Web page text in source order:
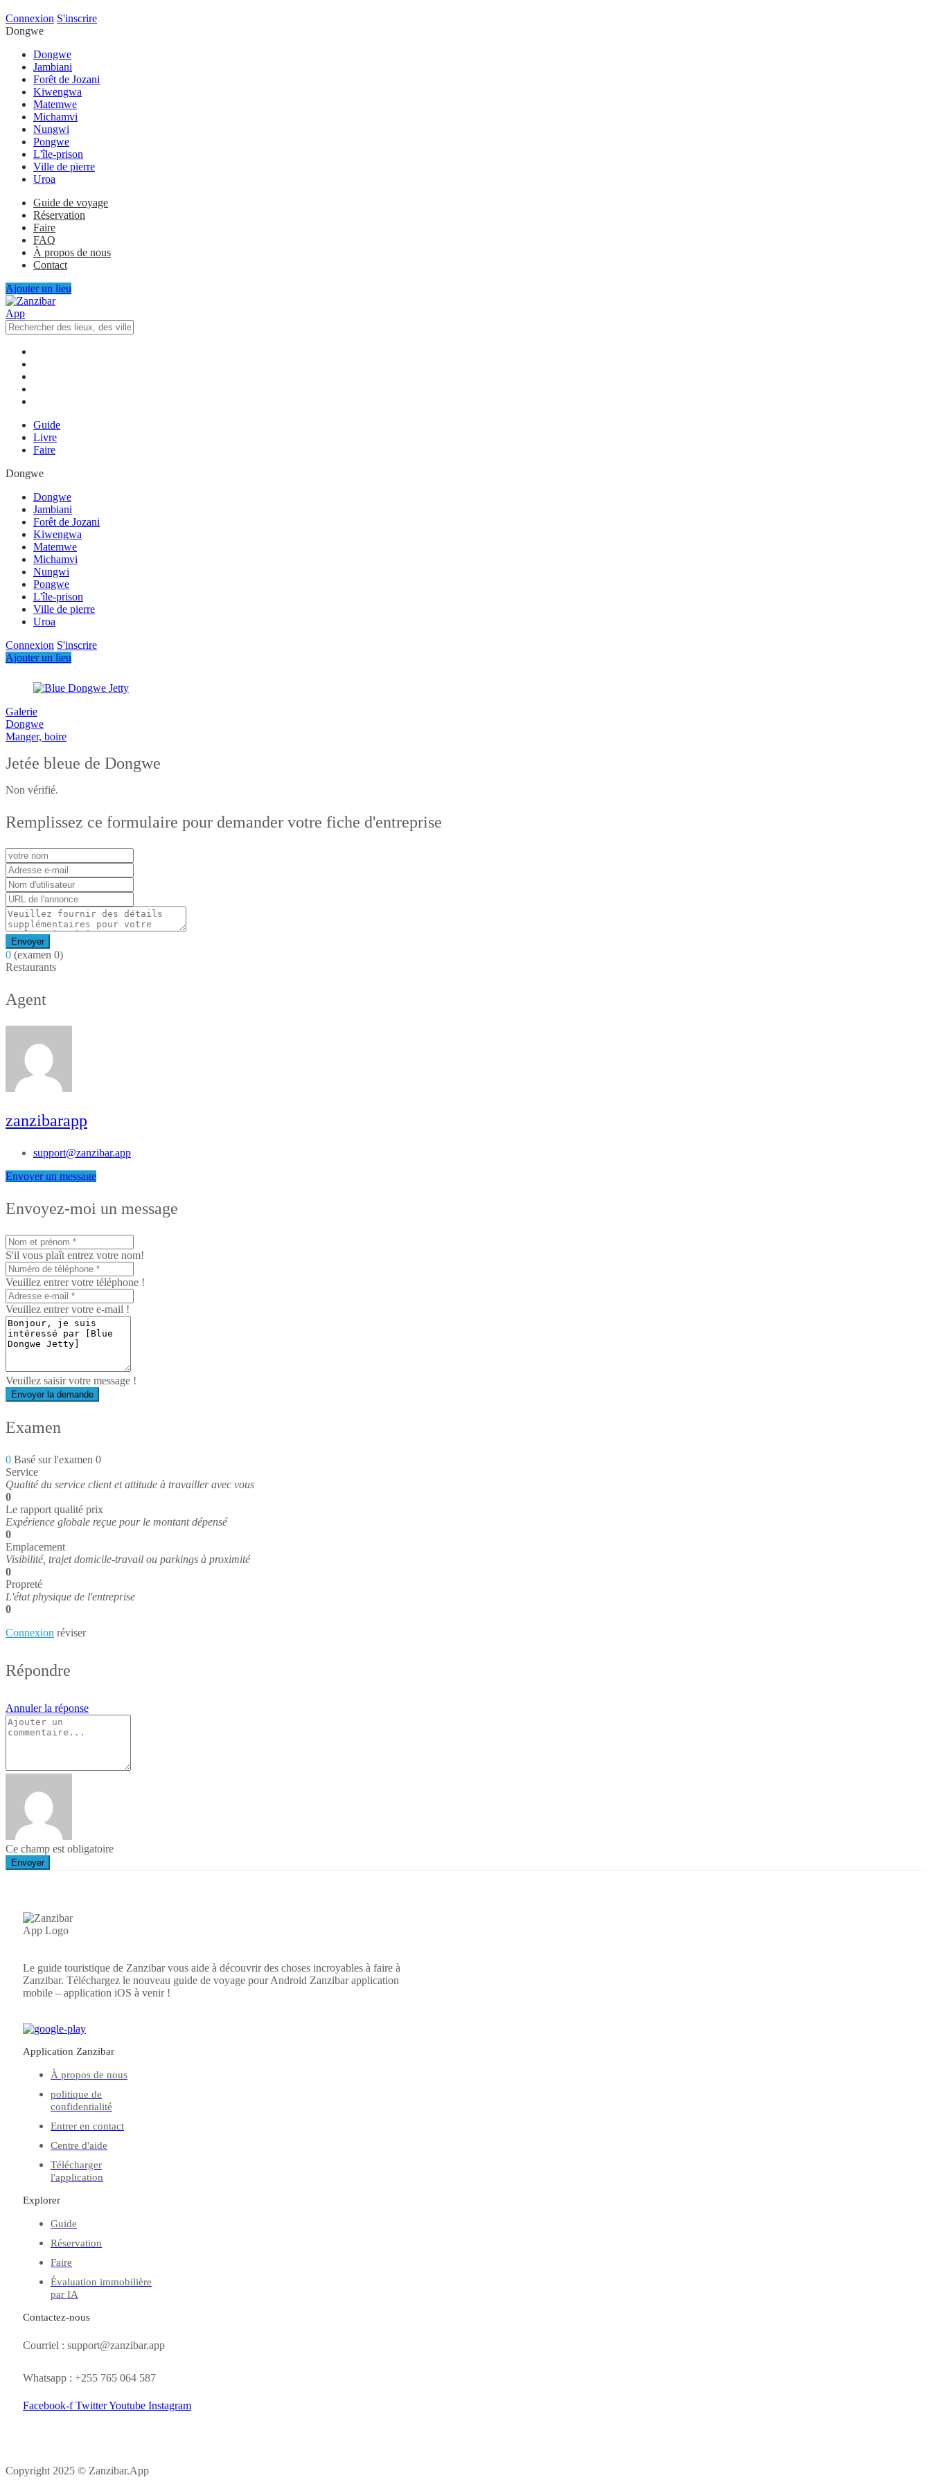
Connexion S'inscrire
Dongwe
Dongwe
Jambiani
Forêt de Jozani
Kiwengwa
Matemwe
Michamvi
Nungwi
Pongwe
L'île-prison
Ville de pierre
Uroa
Guide de voyage
Réservation
Faire
FAQ
À propos de nous
Contact
Ajouter un lieu
Guide
Livre
Faire
Dongwe
Dongwe
Jambiani
Forêt de Jozani
Kiwengwa
Matemwe
Michamvi
Nungwi
Pongwe
L'île-prison
Ville de pierre
Uroa
Connexion S'inscrire
Ajouter un lieu
Galerie
Dongwe
Manger, boire
Jetée bleue de Dongwe
Non vérifié.
Remplissez ce formulaire pour demander votre fiche d'entreprise
Envoyer
0 (examen 0)
Restaurants
Agent
zanzibarapp
support@zanzibar.app
Envoyer un message
Envoyez-moi un message
S'il vous plaît entrez votre nom!
Veuillez entrer votre téléphone !
Veuillez entrer votre e-mail !
Veuillez saisir votre message !
Envoyer la demande
Examen
0 Basé sur l'examen 0
Service
Qualité du service client et attitude à travailler avec vous
0
Le rapport qualité prix
Expérience globale reçue pour le montant dépensé
0
Emplacement
Visibilité, trajet domicile-travail ou parkings à proximité
0
Propreté
L'état physique de l'entreprise
0
Connexion réviser
Répondre
Annuler la réponse
Ce champ est obligatoire
Envoyer
Le guide touristique de Zanzibar vous aide à découvrir des choses incroyables à faire à
Zanzibar. Téléchargez le nouveau guide de voyage pour Android Zanzibarapplication
mobile – application iOS à venir !
Application Zanzibar
À propos de nous
politique de
confidentialité
Entrer en contact
Centre d'aide
Télécharger
l'application
Explorer
Guide
Réservation
Faire
Évaluation immobilière
par IA
Contactez-nous
Courriel : support@zanzibar.app
Whatsapp : +255 765 064 587
Facebook-f TwitterYoutube Instagram
Copyright 2025 © Zanzibar.App